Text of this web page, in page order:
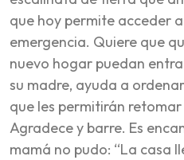
que hoy permite acceder
emergencia. Quiere que
nuevo hogar puedan
su madre, ayuda a
que les permitirán
Agradece y barre. Es
mamá no pudo: “La casa